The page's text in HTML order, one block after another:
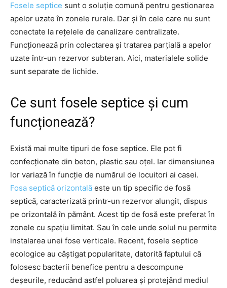
Fosele septice sunt o soluție comună pentru gestionarea
apelor uzate în zonele rurale. Dar și în cele care nu sunt
conectate la rețelele de canalizare centralizate.
Funcționează prin colectarea și tratarea parțială a apelor
uzate într-un rezervor subteran. Aici, materialele solide
sunt separate de lichide.
Ce sunt fosele septice și cum
funcționează?
Există mai multe tipuri de fose septice. Ele pot fi
confecționate din beton, plastic sau oțel. Iar dimensiunea
lor variază în funcție de numărul de locuitori ai casei.
Fosa septică orizontală este un tip specific de fosă
septică, caracterizată printr-un rezervor alungit, dispus
pe orizontală în pământ. Acest tip de fosă este preferat în
zonele cu spațiu limitat. Sau în cele unde solul nu permite
instalarea unei fose verticale. Recent, fosele septice
ecologice au câștigat popularitate, datorită faptului că
folosesc bacterii benefice pentru a descompune
deșeurile, reducând astfel poluarea și protejând mediul